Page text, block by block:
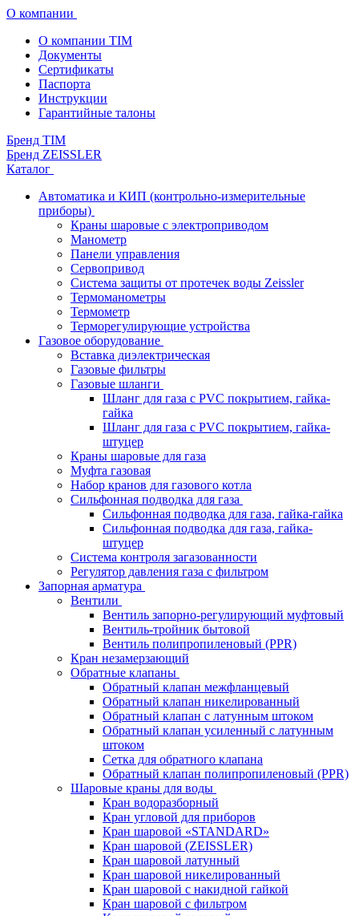
О компании
О компании TIM
Документы
Сертификаты
Паспорта
Инструкции
Гарантийные талоны
Бренд TIM
Бренд ZEISSLER
Каталог
Автоматика и КИП (контрольно-измерительные
приборы)
Краны шаровые с электроприводом
Манометр
Панели управления
Сервопривод
Система защиты от протечек воды Zeissler
Термоманометры
Термометр
Терморегулирующие устройства
Газовое оборудование
Вставка диэлектрическая
Газовые фильтры
Газовые шланги
Шланг для газа с PVC покрытием, гайка-
гайка
Шланг для газа с PVC покрытием, гайка-
штуцер
Краны шаровые для газа
Муфта газовая
Набор кранов для газового котла
Сильфонная подводка для газа
Сильфонная подводка для газа, гайка-гайка
Сильфонная подводка для газа, гайка-
штуцер
Система контроля загазованности
Регулятор давления газа с фильтром
Запорная арматура
Вентили
Вентиль запорно-регулирующий муфтовый
Вентиль-тройник бытовой
Вентиль полипропиленовый (PPR)
Кран незамерзающий
Обратные клапаны
Обратный клапан межфланцевый
Обратный клапан никелированный
Обратный клапан с латунным штоком
Обратный клапан усиленный с латунным
штоком
Сетка для обратного клапана
Обратный клапан полипропиленовый (PPR)
Шаровые краны для воды
Кран водоразборный
Кран угловой для приборов
Кран шаровой «STANDARD»
Кран шаровой (ZEISSLER)
Кран шаровой латунный
Кран шаровой никелированный
Кран шаровой с накидной гайкой
Кран шаровой с фильтром